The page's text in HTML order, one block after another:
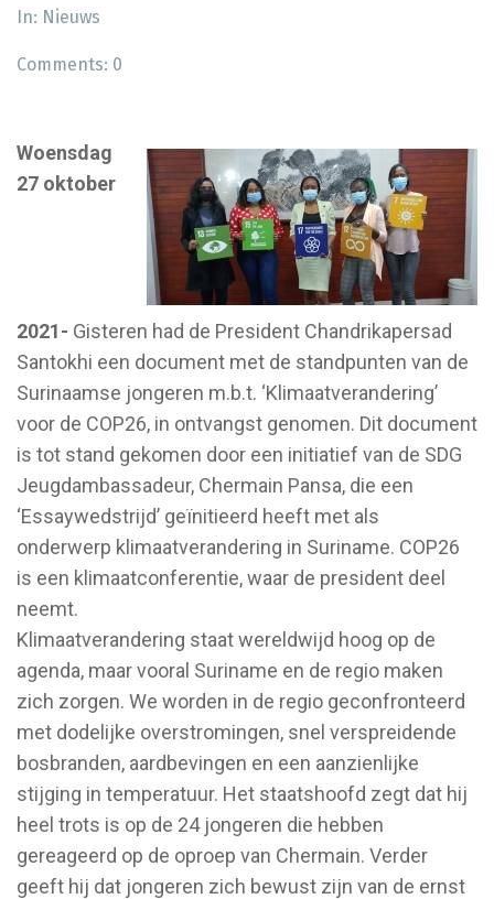
In: Nieuws
Comments: 0
Woensdag
27 oktober
2021- Gisteren had de President Chandrikapersad
Santokhi een document met de standpunten van de
Surinaamse jongeren m.b.t. ‘Klimaatverandering’
voor de COP26, in ontvangst genomen. Dit document
is tot stand gekomen door een initiatief van de SDG
Jeugdambassadeur, Chermain Pansa, die een
‘Essaywedstrijd’ geïnitieerd heeft met als
onderwerp klimaatverandering in Suriname. COP26
is een klimaatconferentie, waar de president deel
neemt.
Klimaatverandering staat wereldwijd hoog op de
agenda, maar vooral Suriname en de regio maken
zich zorgen. We worden in de regio geconfronteerd
met dodelijke overstromingen, snel verspreidende
bosbranden, aardbevingen en een aanzienlijke
stijging in temperatuur. Het staatshoofd zegt dat hij
heel trots is op de 24 jongeren die hebben
gereageerd op de oproep van Chermain. Verder
geeft hij dat jongeren zich bewust zijn van de ernst